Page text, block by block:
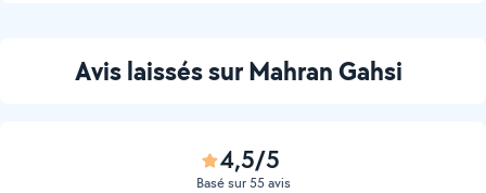
Avis laissés sur Mahran Gahsi
4,5/5
Basé sur 55 avis